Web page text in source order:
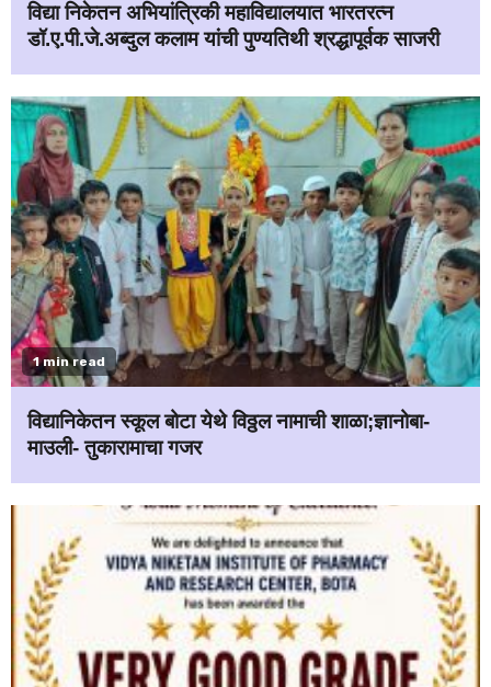
विद्या निकेतन अभियांत्रिकी महाविद्यालयात भारतरत्न
डॉ.ए.पी.जे.अब्दुल कलाम यांची पुण्यतिथी श्रद्धापूर्वक साजरी
1 min read
विद्यानिकेतन स्कूल बोटा येथे विठ्ठल नामाची शाळा;ज्ञानोबा-
माउली- तुकारामाचा गजर